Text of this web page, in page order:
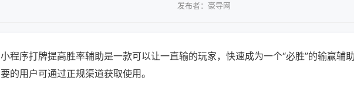
发布者：豪导网
小程序打牌提高胜率辅助是一款可以让一直输的玩家，快速成为一个“必胜”的输赢辅
要的用户可通过正规渠道获取使用。